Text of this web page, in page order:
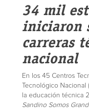
34 mil
iniciaron
carreras
nacional
En los 45 Centros
Tecnológico Nacional
la educación técnica
Sandino Somos